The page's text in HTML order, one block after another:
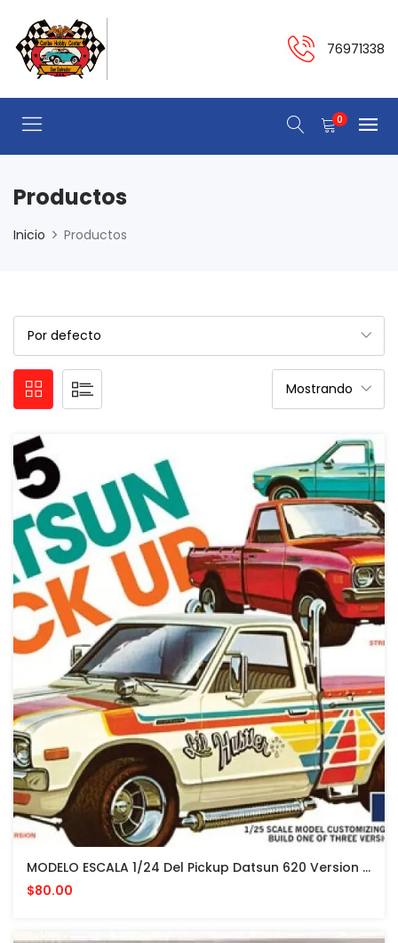
76971338
0
Productos
Inicio Productos
MODELO ESCALA 1/24 Del Pickup Datsun 620 Version 1975 Edicion Especial De MPC
$80.00